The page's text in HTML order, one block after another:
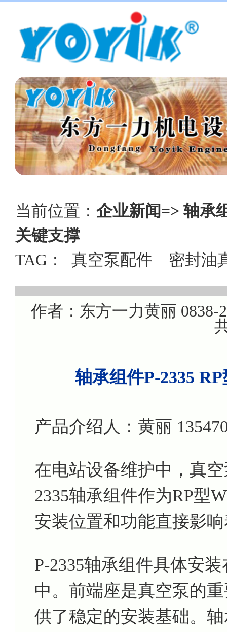
当前位置： 企业新闻=> 轴承
关键支撑
TAG： 真空泵配件 密封油
作者：东方一力黄丽
轴承组件P-2335
产品介绍人：黄丽
在电站设备维护中，真
2335轴承组件作为RP型
安装位置和功能直接影
P-2335轴承组件具体安
中。前端座是真空泵的
供了稳定的安装基础。